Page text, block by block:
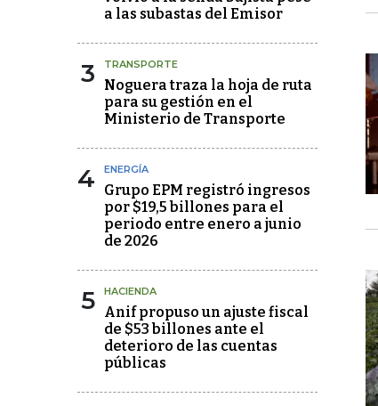
a las subastas del Emisor
3 TRANSPORTE
Noguera traza la hoja de ruta
para su gestión en el
Ministerio de Transporte
4 ENERGÍA
Grupo EPM registró ingresos
por $19,5 billones para el
periodo entre enero a junio
de 2026
5 HACIENDA
Anif propuso un ajuste fiscal
de $53 billones ante el
deterioro de las cuentas
públicas